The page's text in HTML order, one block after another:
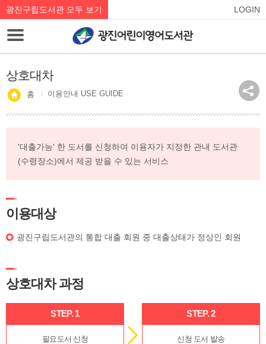
광진구립도서관 모두 보기 LOGIN
상호대차
홈 이용안내 USE GUIDE
'대출가능' 한 도서를 신청하여 이용자가 지정한 관내 도서관
(수령장소)에서 제공 받을 수 있는 서비스
이용대상
광진구립도서관의 통합 대출 회원 중 대출상태가 정상인 회원
상호대차 과정
STEP. 1
필요도서 신청
STEP. 2
신청 도서 발송